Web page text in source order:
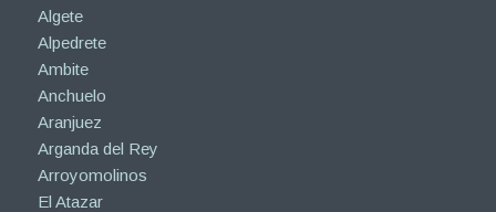
Algete
Alpedrete
Ambite
Anchuelo
Aranjuez
Arganda del Rey
Arroyomolinos
El Atazar